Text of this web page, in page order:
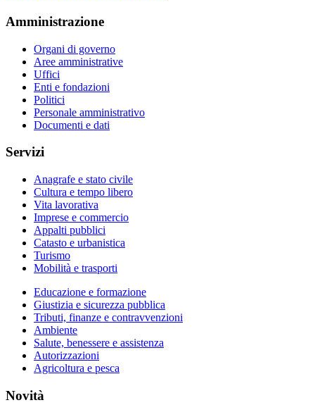
Amministrazione
Organi di governo
Aree amministrative
Uffici
Enti e fondazioni
Politici
Personale amministrativo
Documenti e dati
Servizi
Anagrafe e stato civile
Cultura e tempo libero
Vita lavorativa
Imprese e commercio
Appalti pubblici
Catasto e urbanistica
Turismo
Mobilità e trasporti
Educazione e formazione
Giustizia e sicurezza pubblica
Tributi, finanze e contravvenzioni
Ambiente
Salute, benessere e assistenza
Autorizzazioni
Agricoltura e pesca
Novità